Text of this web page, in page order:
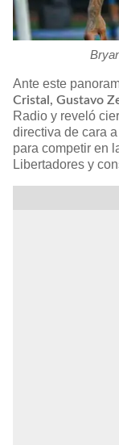
Ante este
Cristal, Gustavo
Radio y reveló
directiva de cara
para competir en
Libertadores y